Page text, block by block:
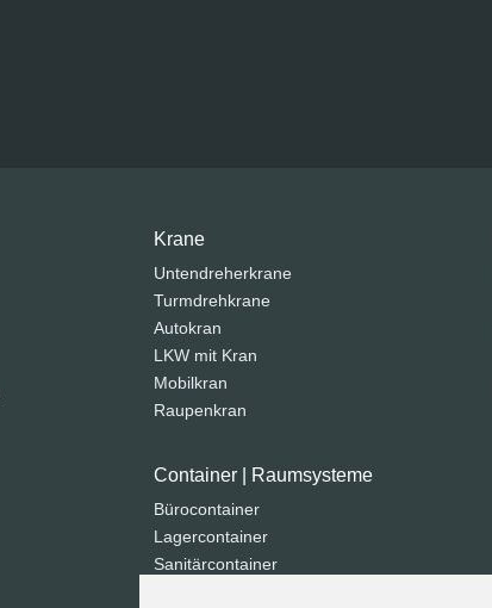
Krane
Untendreherkrane
Turmdrehkrane
Autokran
LKW mit Kran
Mobilkran
Raupenkran
Container | Raumsysteme
Bürocontainer
Lagercontainer
Sanitärcontainer